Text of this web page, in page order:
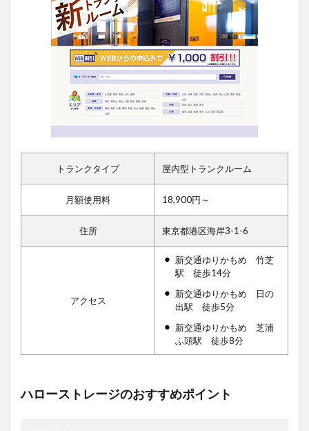
トランクタイプ 屋内型トランクルーム
月額使用料 18,900円～
住所 東京都港区海岸3-1-6
アクセス
新交通ゆりかもめ 竹芝
駅 徒歩14分
新交通ゆりかもめ 日の
出駅 徒歩5分
新交通ゆりかもめ 芝浦
ふ頭駅 徒歩8分
ハローストレージのおすすめポイント